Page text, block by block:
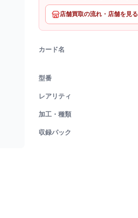
店舗買取の流れ・店舗を見る
カード名
型番
レアリティ
加工・種類
収録パック